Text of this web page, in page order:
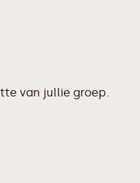
van jullie groep.